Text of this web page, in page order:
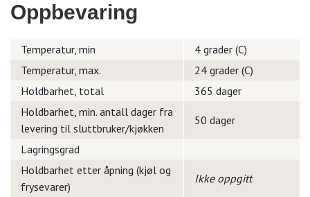
Oppbevaring
Temperatur, min
4 grader (C)
Temperatur, max.
24 grader (C)
Holdbarhet, total
365 dager
Holdbarhet, min. antall dager fra
levering til sluttbruker/kjøkken
50 dager
Lagringsgrad
Holdbarhet etter åpning (kjøl og
frysevarer)
Ikke oppgitt